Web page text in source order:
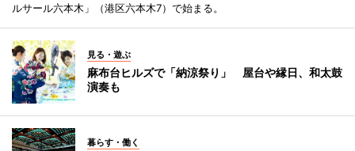
ルサール六本木」（港区六本木7）で始まる。
見る・遊ぶ
麻布台ヒルズで「納涼祭り」 屋台や縁日、和太鼓
演奏も
暮らす・働く